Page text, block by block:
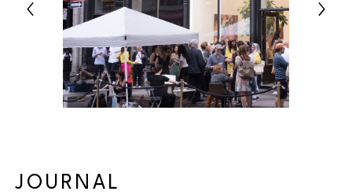
JOURNAL